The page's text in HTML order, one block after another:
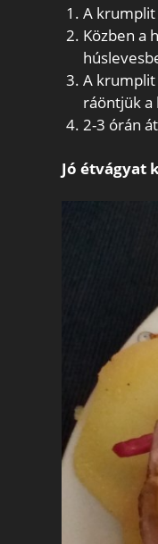
A
Közben a
A krumplit
ráöntjük a
2-3 órán
Jó étvágyat